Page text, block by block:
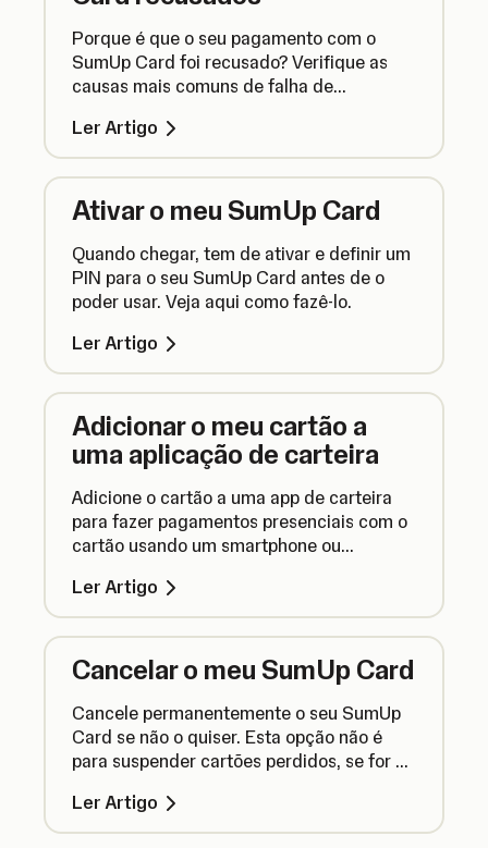
Porque é que o seu pagamento com o
SumUp Card foi recusado? Verifique as
causas mais comuns de falha de
fazer para corrigir o problema.
Ler Artigo
Ativar o meu SumUp Card
Quando chegar, tem de ativar e definir um
PIN para o seu SumUp Card antes de o
poder usar. Veja aqui como fazê-lo.
Ler Artigo
Adicionar o meu cartão a
uma aplicação de carteira
Adicione o cartão a uma app de carteira
para fazer pagamentos presenciais com o
cartão usando um smartphone ou
Ler Artigo
Cancelar o meu SumUp Card
Cancele permanentemente o seu SumUp
Card se não o quiser. Esta opção não é
para suspender cartões perdidos, se for o
instruções sobre como voltar a
encomendar.
Ler Artigo